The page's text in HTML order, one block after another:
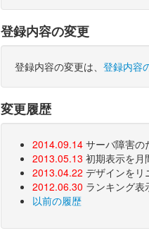
登録内容の変更
登録内容の変更は、 登録内容
変更履歴
2014.09.14サーバ障害の
2013.05.13 初期表示を月
2013.04.22 デザインをリ
2012.06.30 ランキング表
以前の履歴